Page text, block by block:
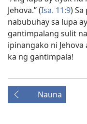
Jehova.” (Isa. 11:9)
nabubuhay sa lupa
gantimpalang sulit
ipinangako ni
ka ng gantimpala!
Nauna